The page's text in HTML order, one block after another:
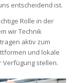
entscheidend ist.
Rolle in der
wir Technik
aktiv zum
und lokale
Verfügung stellen.